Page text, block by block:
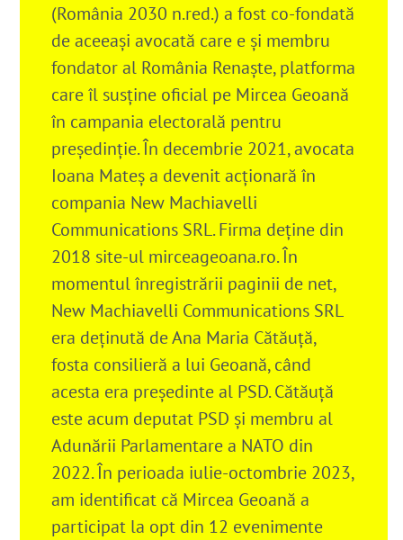
(România 2030 n.red.) a fost co-fondată
de aceeași avocată care e și membru
fondator al România Renaște, platforma
care îl susține oficial pe Mircea Geoană
în campania electorală pentru
președinție. În decembrie 2021, avocata
Ioana Mateș a devenit acționară în
compania New Machiavelli
Communications SRL. Firma deține din
2018 site-ul mirceageoana.ro. În
momentul înregistrării paginii de net,
New Machiavelli Communications SRL
era deținută de Ana Maria Cătăuță,
fosta consilieră a lui Geoană, când
acesta era președinte al PSD. Cătăuță
este acum deputat PSD și membru al
Adunării Parlamentare a NATO din
2022. În perioada iulie-octombrie 2023,
am identificat că Mircea Geoană a
participat la opt din 12 evenimente